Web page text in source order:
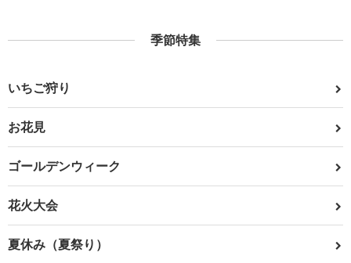
季節特集
いちご狩り
お花見
ゴールデンウィーク
花火大会
夏休み（夏祭り）